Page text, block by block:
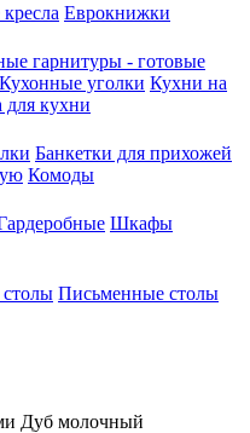
Еврокнижки
гарнитуры - готовые
Кухонные уголки Кухни на
для кухни
Банкетки для прихожей
Комоды
Шкафы
Письменные столы
Дуб молочный